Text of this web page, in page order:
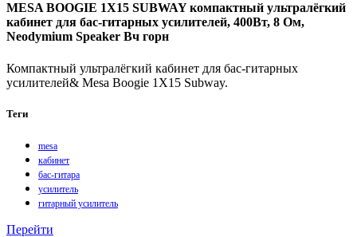
MESA BOOGIE 1X15 SUBWAY компактный ультралёгкий
кабинет для бас-гитарных усилителей, 400Вт, 8 Ом,
Neodymium Speaker Вч горн
Компактный ультралёгкий кабинет для бас-гитарных
усилителей& Mesa Boogie 1X15 Subway.
Теги
mesa
кабинет
бас-гитара
усилитель
гитарный усилитель
Перейти